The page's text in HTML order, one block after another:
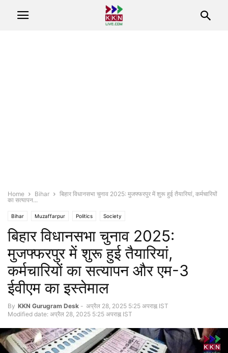
Home Bihar
बिहार विधानसभा चुनाव 2025: मुजफ्फरपुर में शुरू हुई तैयारियां, कर्मचारियों
का सत्यापन...
Bihar Muzaffarpur Politics Society
बिहार विधानसभा चुनाव 2025:
मुजफ्फरपुर में शुरू हुई तैयारियां,
कर्मचारियों का सत्यापन और एम-3
ईवीएम का इस्तेमाल
By KKN Gurugram Desk - अप्रैल 28, 2025 5:25 अपराह्न IST
Modified date: अप्रैल 28, 2025 5:25 अपराह्न IST